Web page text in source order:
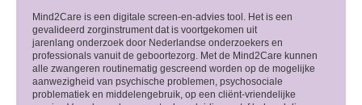
Mind2Care is een digitale screen-en-advies tool. Het is een
gevalideerd zorginstrument dat is voortgekomen uit
jarenlang onderzoek door Nederlandse onderzoekers en
professionals vanuit de geboortezorg. Met de Mind2Care kunnen
alle zwangeren routinematig gescreend worden op de mogelijke
aanwezigheid van psychische problemen, psychosociale
problematiek en middelengebruik, op een cliënt-vriendelijke